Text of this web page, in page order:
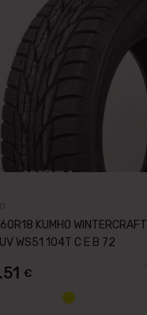
KUMHO WINTERCRAFT
WS51 104T C E B 72
€